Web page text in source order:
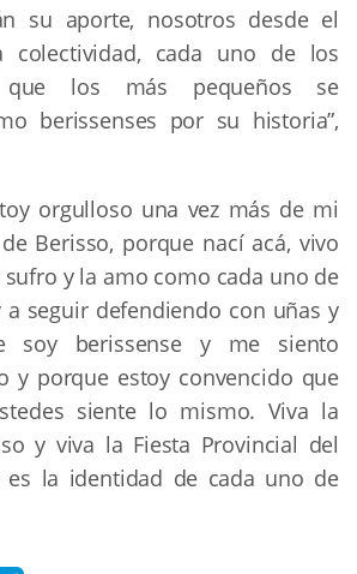
su aporte, nosotros desde el
colectividad, cada uno de los
que los más pequeños se
berissenses por su historia”,
orgulloso una vez más de mi
Berisso, porque nací acá, vivo
y la amo como cada uno de
a seguir defendiendo con uñas y
soy berissense y me siento
y porque estoy convencido que
siente lo mismo. Viva la
y viva la Fiesta Provincial del
es la identidad de cada uno de